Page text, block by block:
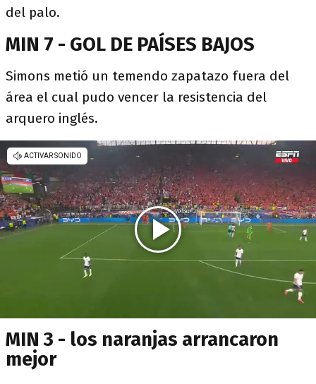
del palo.
MIN 7 - GOL DE PAÍSES BAJOS
Simons metió un temendo zapatazo fuera del
área el cual pudo vencer la resistencia del
arquero inglés.
MIN 3 - los naranjas arrancaron
mejor